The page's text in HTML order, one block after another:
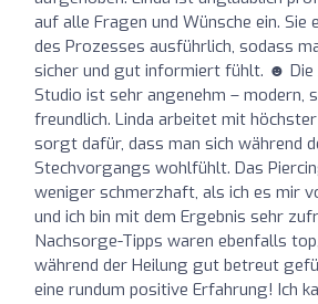
auf alle Fragen und Wünsche ein.
des Prozesses ausführlich, sodass
sicher und gut informiert fühlt. ☻ Die
Studio ist sehr angenehm – modern,
freundlich. Linda arbeitet mit
sorgt dafür, dass man sich während
Stechvorgangs wohlfühlt. Das
weniger schmerzhaft, als ich es mir
und ich bin mit dem Ergebnis sehr
Nachsorge-Tipps waren ebenfalls
während der Heilung gut betreut
eine rundum positive Erfahrung! Ich